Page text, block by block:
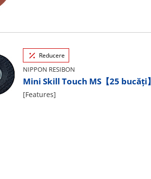
Reducere
NIPPON RESIBON
Mini Skill Touch MS【25 bucăți】
[Features]